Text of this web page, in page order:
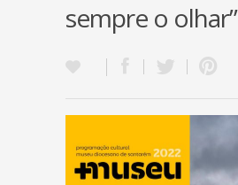
sempre o olhar”